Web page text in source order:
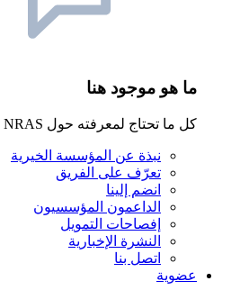
ما هو موجود هنا
كل ما تحتاج لمعرفته حول NRAS
نبذة عن المؤسسة الخيرية
تعرّف على الفريق
انضم إلينا
الداعمون المؤسسيون
إفصاحات التمويل
النشرة الإخبارية
اتصل بنا
عضوية